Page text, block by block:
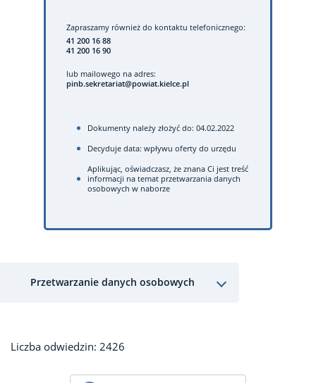
Zapraszamy również do kontaktu telefonicznego:
41 200 16 88
41 200 16 90
lub mailowego na adres:
pinb.sekretariat@powiat.kielce.pl
Dokumenty należy złożyć do: 04.02.2022
Decyduje data: wpływu oferty do urzędu
Aplikując, oświadczasz, że znana Ci jest treść
informacji na temat przetwarzania danych
osobowych w naborze
Przetwarzanie danych osobowych
Liczba odwiedzin: 2426